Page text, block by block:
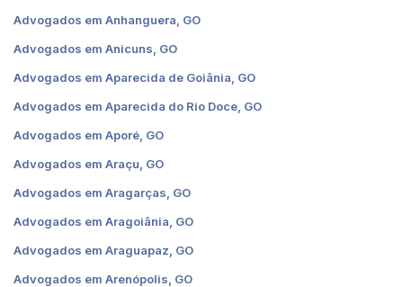
Advogados em Anhanguera, GO
Advogados em Anicuns, GO
Advogados em Aparecida de Goiânia, GO
Advogados em Aparecida do Rio Doce, GO
Advogados em Aporé, GO
Advogados em Araçu, GO
Advogados em Aragarças, GO
Advogados em Aragoiânia, GO
Advogados em Araguapaz, GO
Advogados em Arenópolis, GO